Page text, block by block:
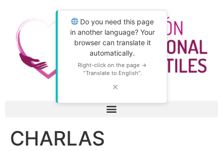
Do you need this page
in another language? Your
browser can translate it
automatically.
Right-click on the page →
"Translate to English".
✕
CHARLAS